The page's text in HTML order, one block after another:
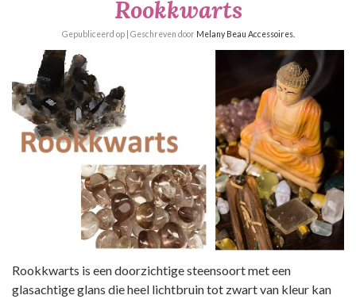
Rookkwarts
Gepubliceerd op | Geschreven door Melany Beau Accessoires.
Rookkwarts is een doorzichtige steensoort met een
glasachtige glans die heel lichtbruin tot zwart van kleur kan